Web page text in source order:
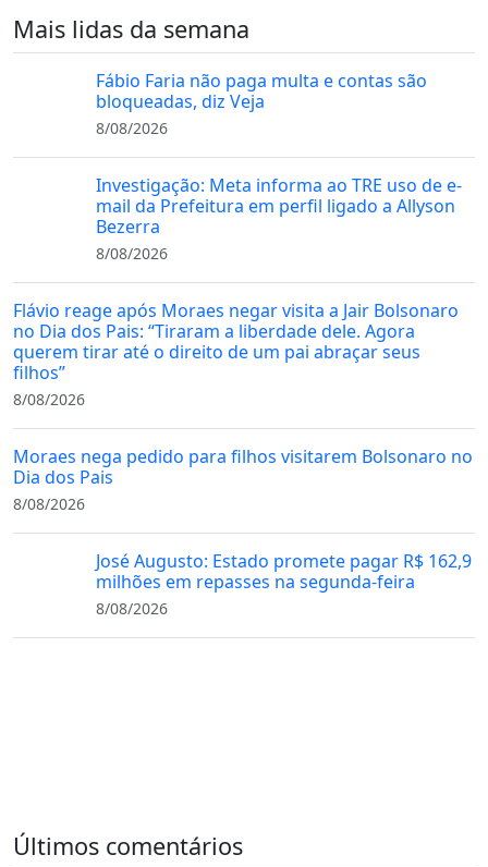
Mais lidas da semana
Fábio Faria não paga multa e contas são
bloqueadas, diz Veja
8/08/2026
Investigação: Meta informa ao TRE uso de e-
mail da Prefeitura em perfil ligado a Allyson
Bezerra
8/08/2026
Flávio reage após Moraes negar visita a Jair Bolsonaro
no Dia dos Pais: “Tiraram a liberdade dele. Agora
querem tirar até o direito de um pai abraçar seus
filhos”
8/08/2026
Moraes nega pedido para filhos visitarem Bolsonaro no
Dia dos Pais
8/08/2026
José Augusto: Estado promete pagar R$ 162,9
milhões em repasses na segunda-feira
8/08/2026
Últimos comentários